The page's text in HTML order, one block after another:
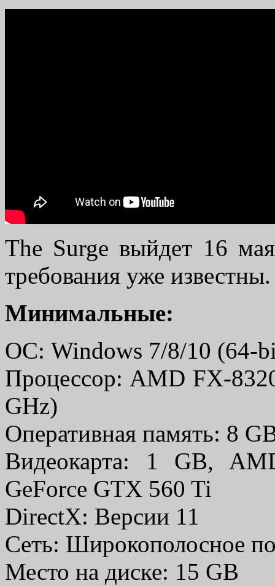
The Surge выйдет 16
требования уже известны.
Минимальные:
ОС: Windows 7/8/10 (64-
Процессор: AMD FX-
GHz)
Оперативная память: 8
Видеокарта: 1 GB,
GeForce GTX 560 Ti
DirectX: Версии 11
Сеть: Широкополосное
Место на диске: 15 GB